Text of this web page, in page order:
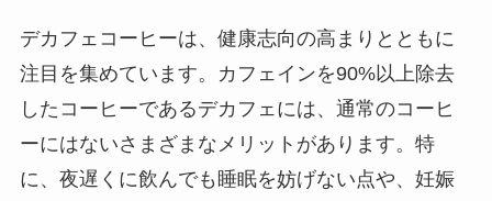
デカフェコーヒーは、健康志向の高まりとともに
注目を集めています。カフェインを90%以上除去
したコーヒーであるデカフェには、通常のコーヒ
ーにはないさまざまなメリットがあります。特
に、夜遅くに飲んでも睡眠を妨げない点や、妊娠